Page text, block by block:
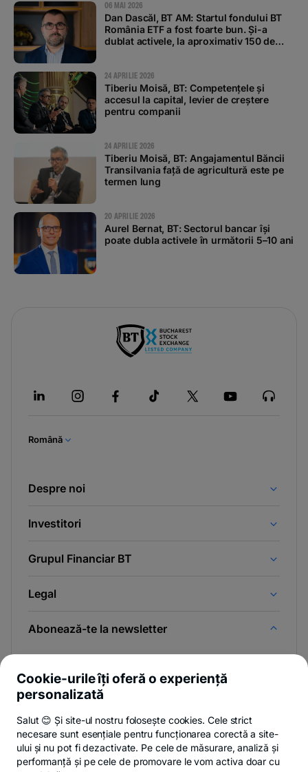
06 MAI 2026
Dan Dascăl, BT AM: Startul fondului BT
România ETF a fost foarte bun. Și-a
dublat activele, la aproximativ 150 de
24 APRILIE 2026
Tiberiu Moisă, BT: Competențele și
accesul la capital, levier de creștere
pentru companii
24 APRILIE 2026
Tiberiu Moisă, BT: Angajamentul Băncii
Transilvania față de agricultură este pe
termen lung
20 APRILIE 2026
Aurel Bernat, BT: Sectorul bancar își
poate dubla activele în următorii 5–10 ani
Română
Despre noi
Investitori
Grupul Financiar BT
Legal
Abonează-te la newsletter
Și afli primul noutățile de pe Newsroom & Blogul BT.
Poți renunța oricând,vezi detalii.
Cookie-urile îți oferă o experiență
personalizată
Salut 😊 Și site-ul nostru folosește cookies. Cele strict
necesare sunt esențiale pentru funcționarea corectă a site-
ului și nu pot fi dezactivate. Pe cele de măsurare, analiză și
performanță și pe cele de promovare le vom activa doar cu